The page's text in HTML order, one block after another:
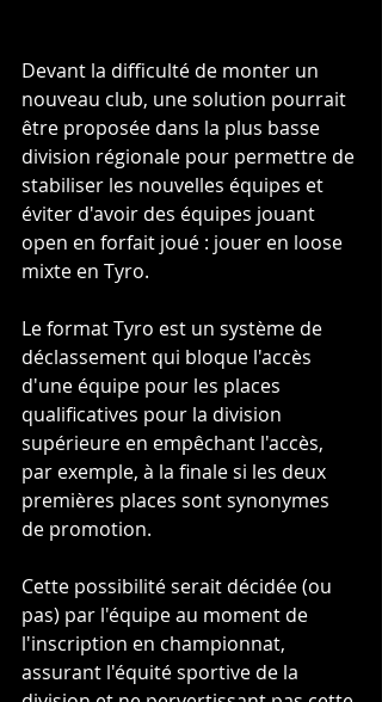
Devant la difficulté de monter un
nouveau club, une solution pourrait
être proposée dans la plus basse
division régionale pour permettre de
stabiliser les nouvelles équipes et
éviter d'avoir des équipes jouant
open en forfait joué : jouer en loose
mixte en Tyro.
Le format Tyro est un système de
déclassement qui bloque l'accès
d'une équipe pour les places
qualificatives pour la division
supérieure en empêchant l'accès,
par exemple, à la finale si les deux
premières places sont synonymes
de promotion.
Cette possibilité serait décidée (ou
pas) par l'équipe au moment de
l'inscription en championnat,
assurant l'équité sportive de la